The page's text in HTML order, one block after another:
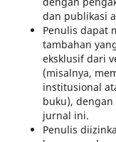
dan publikasi
Penulis dapat
tambahan
eksklusif dari
(misalnya,
institusional
buku),
jurnal ini.
Penulis